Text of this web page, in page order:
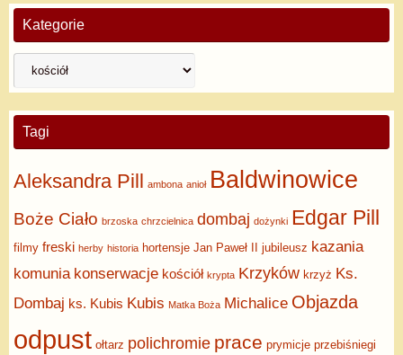
Kategorie
Tagi
Aleksandra Pill ambona anioł Baldwinowice
Boże Ciało brzoska chrzcielnica dombaj dożynki Edgar Pill
filmy freski herby historia hortensje Jan Paweł II jubileusz kazania
komunia konserwacje kościół krypta Krzyków krzyż Ks.
Dombaj ks. Kubis Kubis Matka Boża Michalice Objazda
odpust ołtarz polichromie prace prymicje przebiśniegi